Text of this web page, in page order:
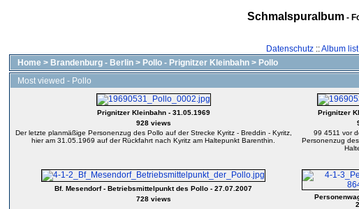
Schmalspuralbum-
Datenschutz::Album list
Home > Brandenburg - Berlin > Pollo - Prignitzer Kleinbahn > Pollo
Most viewed - Pollo
Prignitzer Kleinbahn - 31.05.1969
928 views
Der letzte planmäßige Personenzug des Pollo auf der Strecke Kyritz - Breddin - Kyritz,
hier am 31.05.1969 auf der Rückfahrt nach Kyritz am Haltepunkt Barenthin.
Prignitzer
99 4511 vor
Personenzug
Bf. Mesendorf - Betriebsmittelpunkt des Pollo - 27.07.2007
728 views